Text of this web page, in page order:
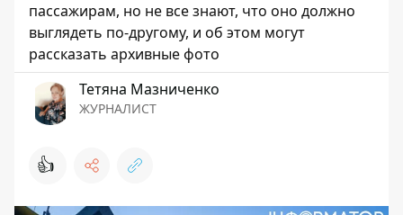
пассажирам, но не все знают, что оно должно
выглядеть по-другому, и об этом могут
рассказать архивные фото
Тетяна Мазниченко
ЖУРНАЛИСТ
👍